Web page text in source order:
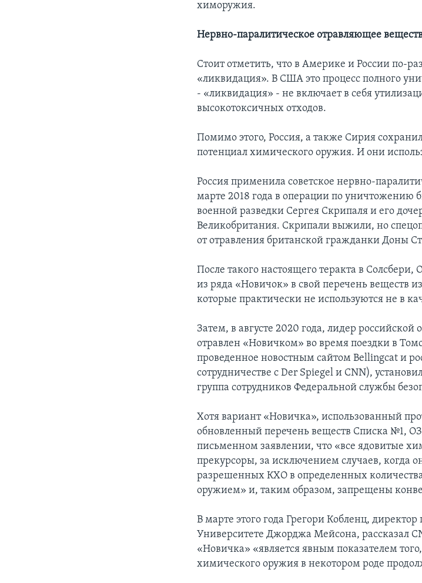
химоружия.
Нервно-паралитическое отравляющее
Стоит отметить, что в Америке и России по-
«ликвидация». В США это процесс полного
- «ликвидация» - не включает в себя
высокотоксичных отходов.
Помимо этого, Россия, а также Сирия
потенциал химического оружия. И они
Россия применила советское нервно-
марте 2018 года в операции по уничтожению
военной разведки Сергея Скрипаля и его
Великобритания. Скрипали выжили, но
от отравления британской гражданки Доны
После такого настоящего теракта в Солсбери,
из ряда «Новичок» в свой перечень веществ
которые практически не используются не в
Затем, в августе 2020 года, лидер
отравлен «Новичком» во время поездки в
проведенное новостным сайтом Bellingcat и
сотрудничестве с Der Spiegel и CNN),
группа сотрудников Федеральной службы
Хотя вариант «Новичка», использованный
обновленный перечень веществ Списка №1,
письменном заявлении, что «все ядовитые
прекурсоры, за исключением случаев, когда
разрешенных КХО в определенных
оружием» и, таким образом, запрещены
В марте этого года Грегори Кобленц,
Университете Джорджа Мейсона, рассказал
«Новичка» «является явным показателем
химического оружия в некотором роде